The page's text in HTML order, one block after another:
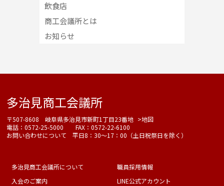
飲食店
商工会議所とは
お知らせ
多治見商工会議所
〒507-8608 岐阜県多治見市新町1丁目23番地 >地図
電話：0572-25-5000 FAX：0572-22-6100
お問い合わせについて 平日8：30～17：00（土日祝祭日を除く）
多治見商工会議所について
職員採用情報
入会のご案内
LINE公式アカウント